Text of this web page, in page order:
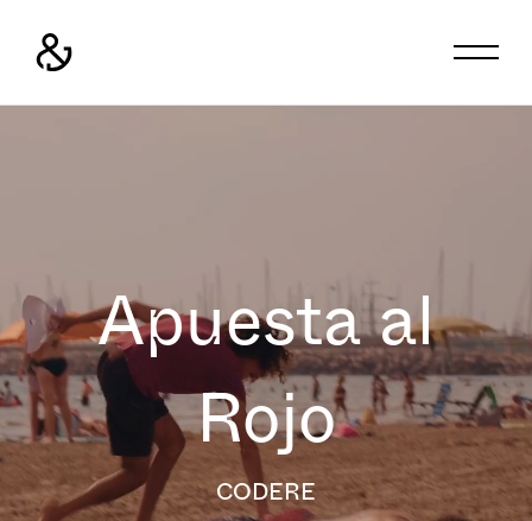
Apuesta al
Rojo
CODERE